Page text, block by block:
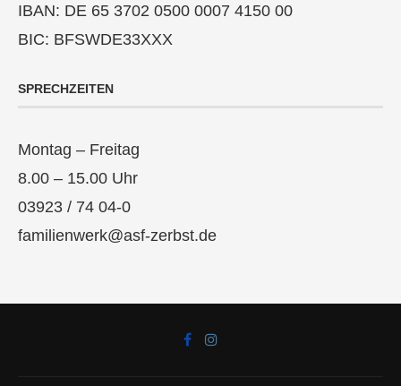
IBAN: DE 65 3702 0500 0007 4150 00
BIC: BFSWDE33XXX
SPRECHZEITEN
Montag – Freitag
8.00 – 15.00 Uhr
03923 / 74 04-0
familienwerk@asf-zerbst.de